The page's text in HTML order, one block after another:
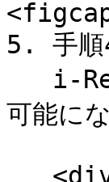
5. 手順
可能に